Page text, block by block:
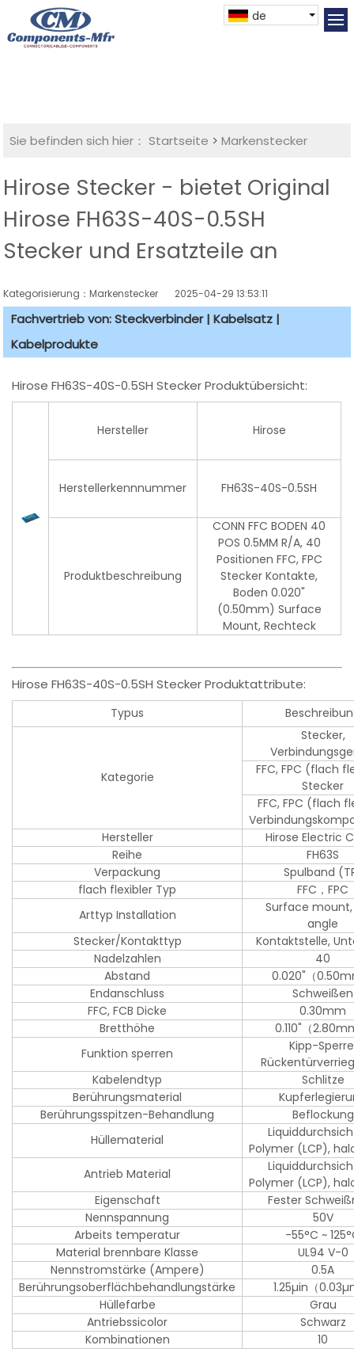
de
Sie befinden sich hier： Startseite >Markenstecker
Hirose Stecker - bietet Original
Hirose FH63S-40S-0.5SH
Stecker und Ersatzteile an
Kategorisierung：Markenstecker 2025-04-29 13:53:11
Fachvertrieb von: Steckverbinder | Kabelsatz |
Kabelprodukte
Hirose FH63S-40S-0.5SH Stecker Produktübersicht:
Hersteller Hirose
Herstellerkennnummer FH63S-40S-0.5SH
Produktbeschreibung
CONN FFC BODEN 40
POS 0.5MM R/A, 40
Positionen FFC, FPC
Stecker Kontakte,
Boden 0.020"
(0.50mm) Surface
Mount, Rechteck
Hirose FH63S-40S-0.5SH Stecker Produktattribute:
Typus
Kategorie
Stecker,
FFC, FPC (flach
Stecker
FFC, FPC (flach
Hersteller
Hirose Electric
Reihe
FH63S
Verpackung
Spulband
flach flexibler Typ
FFC，FPC
Arttyp Installation
Surface
angle
Stecker/Kontakttyp
Kontaktstelle,
Nadelzahlen
40
Abstand
0.020"（
Endanschluss
Schweißen
FFC, FCB Dicke
0.30mm
Bretthöhe
0.110"（
Funktion sperren
Kipp-
Kabelendtyp
Schlitze
Berührungsmaterial
Berührungsspitzen-Behandlung
Beflockung
Hüllematerial
Polymer (LCP),
Antrieb Material
Polymer (LCP),
Eigenschaft
Fester
Nennspannung
50V
Arbeits temperatur
-55°C ~
Material brennbare Klasse
UL94 V-0
Nennstromstärke (Ampere)
0.5A
Berührungsoberflächbehandlungstärke
1.25µin（
Hüllefarbe
Grau
Antriebssicolor
Schwarz
Kombinationen
10